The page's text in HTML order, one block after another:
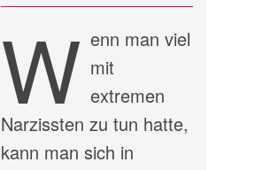
W enn man viel
mit
extremen
Narzissten zu tun hatte,
kann man sich in